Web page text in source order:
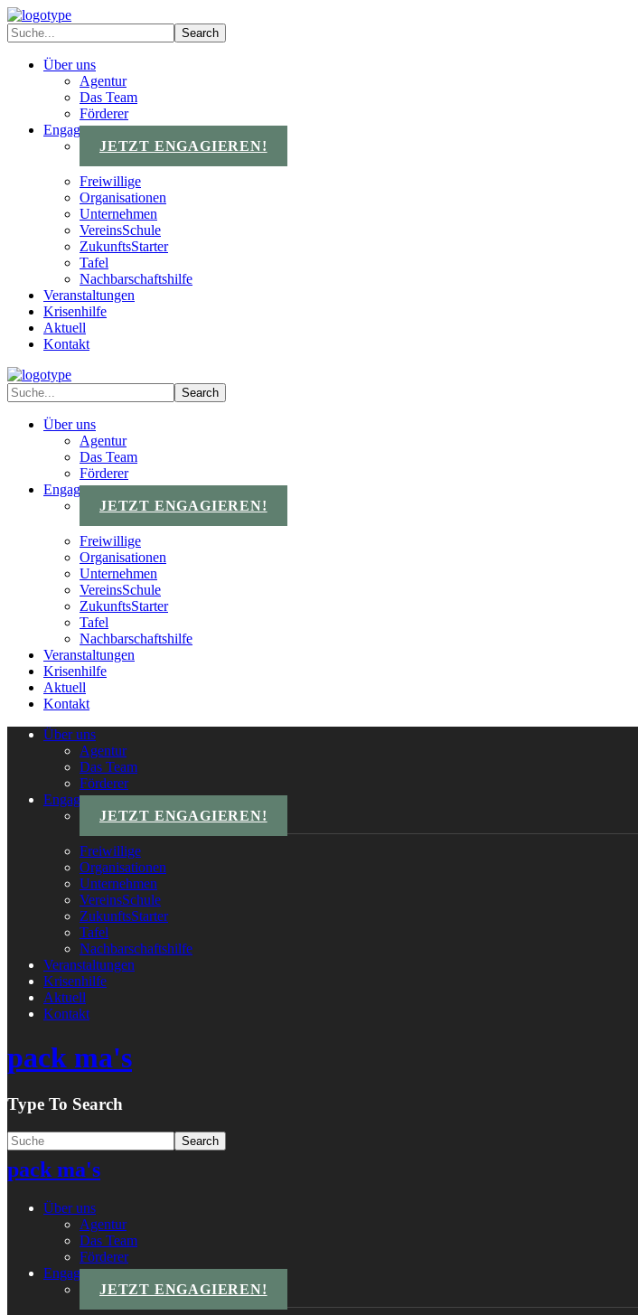
Über uns
Agentur
Das Team
Förderer
Engagements
JETZT ENGAGIEREN!
Freiwillige
Organisationen
Unternehmen
VereinsSchule
ZukunftsStarter
Tafel
Nachbarschaftshilfe
Veranstaltungen
Krisenhilfe
Aktuell
Kontakt
Über uns
Agentur
Das Team
Förderer
Engagements
JETZT ENGAGIEREN!
Freiwillige
Organisationen
Unternehmen
VereinsSchule
ZukunftsStarter
Tafel
Nachbarschaftshilfe
Veranstaltungen
Krisenhilfe
Aktuell
Kontakt
Über uns
Agentur
Das Team
Förderer
Engagements
JETZT ENGAGIEREN!
Freiwillige
Organisationen
Unternehmen
VereinsSchule
ZukunftsStarter
Tafel
Nachbarschaftshilfe
Veranstaltungen
Krisenhilfe
Aktuell
Kontakt
pack ma's
Type To Search
pack ma's
Über uns
Agentur
Das Team
Förderer
Engagements
JETZT ENGAGIEREN!